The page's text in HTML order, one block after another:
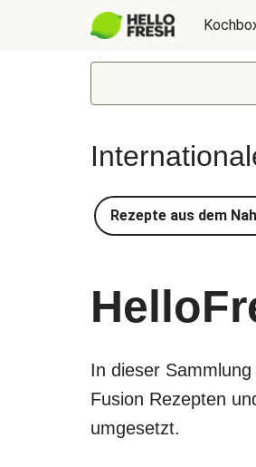
Rezepte aus dem
In dieser
Fusion Rezepten
umgesetzt.